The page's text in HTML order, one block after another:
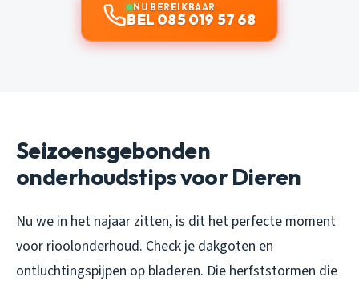
NU BEREIKBAAR
BEL 085 019 57 68
Seizoensgebonden
onderhoudstips voor Dieren
Nu we in het najaar zitten, is dit het perfecte moment
voor rioolonderhoud. Check je dakgoten en
ontluchtingspijpen op bladeren. Die herfststormen die